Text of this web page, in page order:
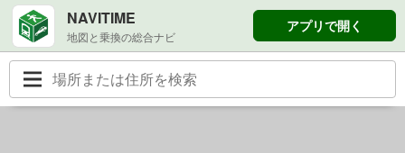
NAVITIME
地図と乗換の総合ナビ
アプリで開く